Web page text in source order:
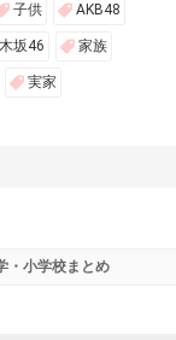
子供 AKB48
坂46 家族
実家
・小学校まとめ